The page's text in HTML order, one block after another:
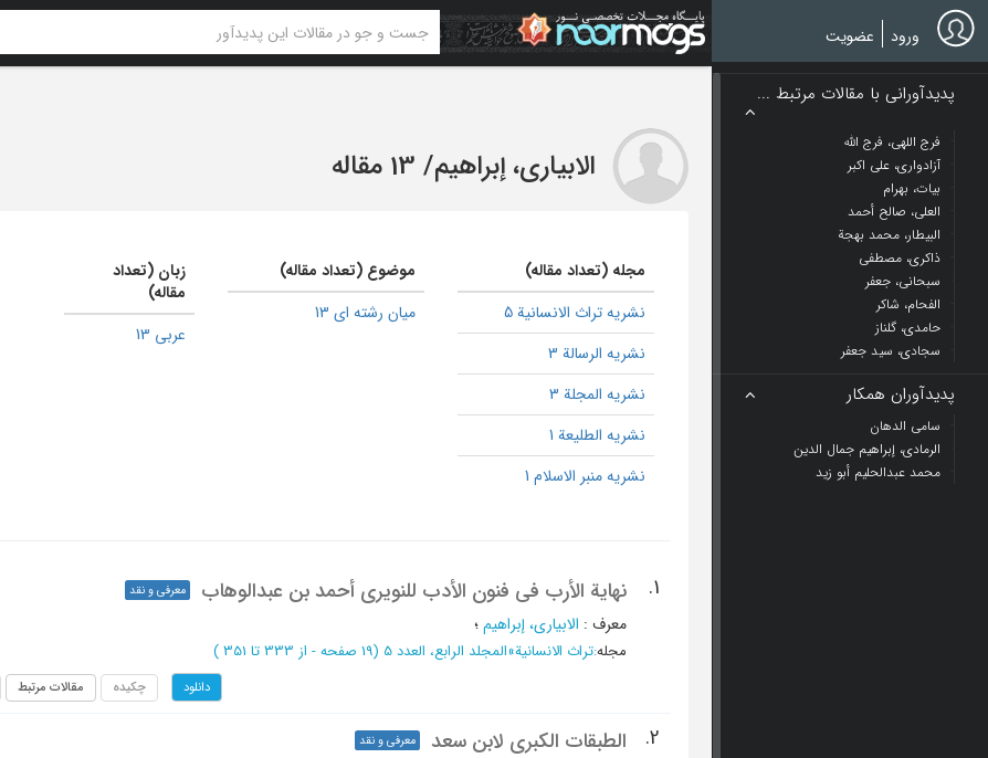
Skip
to
main
ورود عضویت
پدیدآورانی با مقالات مرتبط ...
فرج اللهی، فرج الله
آزادواری، علی اکبر
بیات، بهرام
العلی، صالح أحمد
البیطار، محمد بهجة
ذاکری، مصطفی
سبحانی، جعفر
الفحام، شاکر
حامدی، گلناز
سجادی، سید جعفر
پدیدآوران همکار
سامی الدهان
الرمادی، إبراهیم جمال الدین
محمد عبدالحلیم أبو زید
الابیاری، إبراهیم/ 13 مقاله
مجله (تعداد مقاله)
نشریه تراث الانسانیة 5
نشریه الرسالة 3
نشریه المجلة 3
نشریه الطليعة 1
نشریه منبر الاسلام 1
موضوع (تعداد مقاله)
میان رشته ای 13
زبان (تعداد
مقاله)
عربی 13
1. نهایة الأرب فی فنون الأدب للنویری أحمد بن عبدالوهاب معرفی و نقد
معرف : الابیاری، إبراهیم؛
مجله:تراث الانسانیة»المجلد الرابع، العدد 5 (‎19 صفحه - از 333 تا 351 )
دانلود چکیده مقالات مرتبط
2. الطبقات الکبری لابن سعد معرفی و نقد